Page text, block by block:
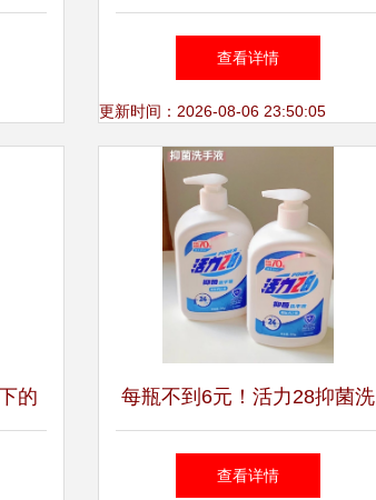
防
查看详情
更新时间：2026-08-06 23:50:05
的 每瓶不到6元！活力28抑菌洗
手液，护手又省钱的三瓶套装
查看详情